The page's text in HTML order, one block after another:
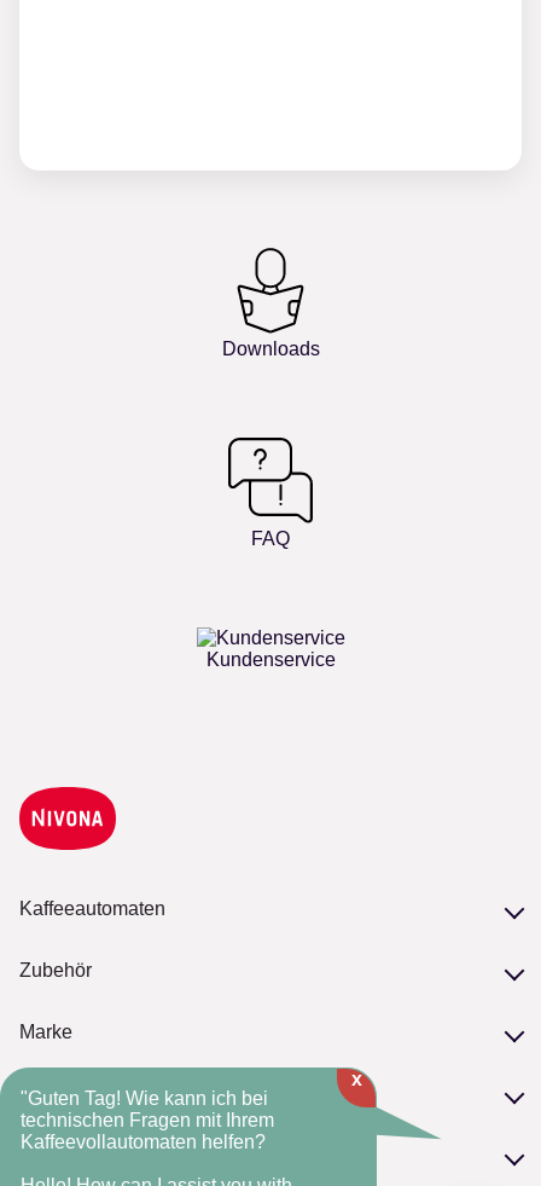
Downloads
FAQ
Kundenservice
Kaffeeautomaten
Unsere Serien
Zubehör
Marke
NIVONA-Standards
Die NIVONA-Historie
Fachhandelsmarke
Service
Serviceversprechen
Kontakt
FAQ
"Guten Tag! Wie kann ich bei
technischen Fragen mit Ihrem
Kaffeevollautomaten helfen?
x